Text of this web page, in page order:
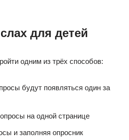
для детей
одним из трёх способов:
будут появляться один за
на одной странице
и заполняя опросник